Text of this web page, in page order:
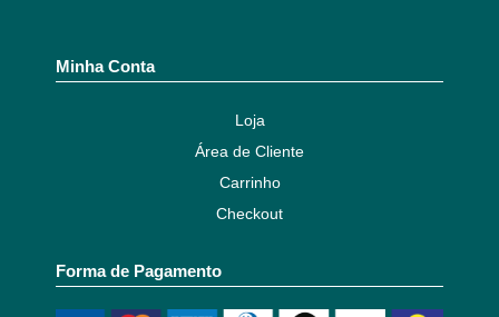
Minha Conta
Loja
Área de Cliente
Carrinho
Checkout
Forma de Pagamento